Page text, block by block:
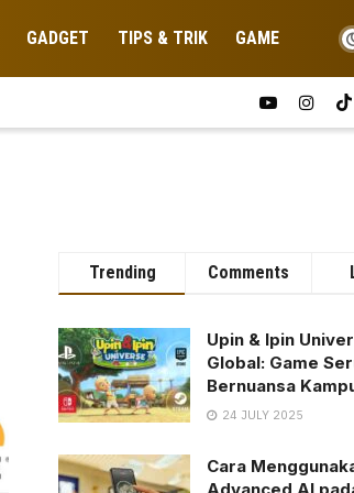
GADGET TIPS & TRIK GAME
Trending Comments
Upin & Ipin
Global: Game
Bernuansa
24 JULY 2025
Cara